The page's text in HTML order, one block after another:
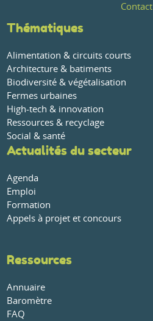
Contact
Thématiques
Alimentation & circuits courts
Architecture & batiments
Biodiversité & végétalisation
Fermes urbaines
High-tech & innovation
Ressources & recyclage
Social & santé
Actualités du secteur
Agenda
Emploi
Formation
Appels à projet et concours
Ressources
Annuaire
Baromètre
FAQ